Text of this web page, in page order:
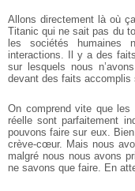
Allons directement là où
Titanic qui ne sait pas du
les sociétés humaines
interactions. Il y a des
sur lesquels nous
devant des faits accomplis
On comprend vite que les
réelle sont parfaitement
pouvons faire sur eux.
crève-cœur. Mais nous
malgré nous nous avons
ne savons que faire. En